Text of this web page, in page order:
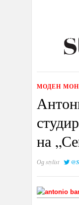
МОДЕН
на
Одstylist